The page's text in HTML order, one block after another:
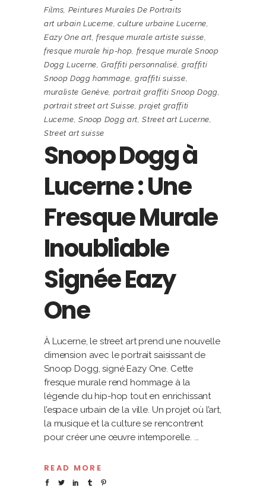
Films, Peintures Murales De Portraits
art urbain Lucerne,culture urbaine Lucerne,
Eazy One art,fresque murale artiste suisse,
fresque murale hip-hop, fresque murale Snoop
Dogg Lucerne,Graffiti personnalisé,graffiti
Snoop Dogg hommage,graffiti suisse,
muraliste Genève, portrait graffiti Snoop Dogg,
portrait street art Suisse,projet graffiti
Lucerne, Snoop Dogg art,Street art Lucerne,
Street art suisse
Snoop Dogg à
Lucerne : Une
Fresque Murale
Inoubliable
Signée Eazy
One
À Lucerne, le street art prend une nouvelle
dimension avec le portrait saisissant de
Snoop Dogg, signé Eazy One. Cette
fresque murale rend hommage à la
légende du hip-hop tout en enrichissant
l’espace urbain de la ville. Un projet où l’art,
la musique et la culture se rencontrent
pour créer une œuvre intemporelle.
READ MORE